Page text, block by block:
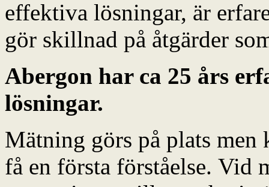
effektiva lösningar, är
gör skillnad på åtgärder
Abergon har ca 25 års
lösningar.
Mätning görs på plats men
få en första förståelse. Vid